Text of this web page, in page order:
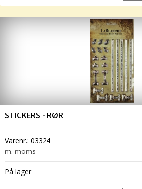
STICKERS - RØR
Varenr.: 03324
m. moms
På lager